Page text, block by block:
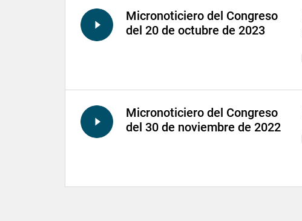
Micronoticiero del Congreso
del 20 de octubre de 2023
Micronoticiero del Congreso
del 30 de noviembre de 2022